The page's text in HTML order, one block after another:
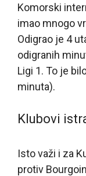
Komorski
imao mnogo
Odigrao je 4
odigranih
Ligi 1. To je
minuta).
Klubovi
Isto važi i za
protiv